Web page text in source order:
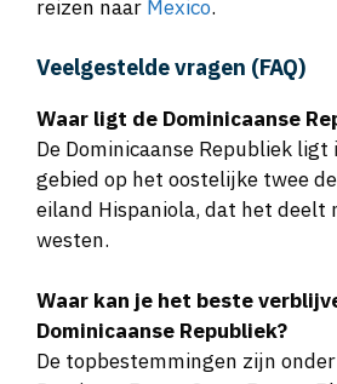
De Dominicaanse Republiek ligt
gebied op het oostelijke twee
eiland Hispaniola, dat het deelt
westen.
Dominicaanse Republiek?
De topbestemmingen zijn onder
Domingo, Punta Cana, Puerto